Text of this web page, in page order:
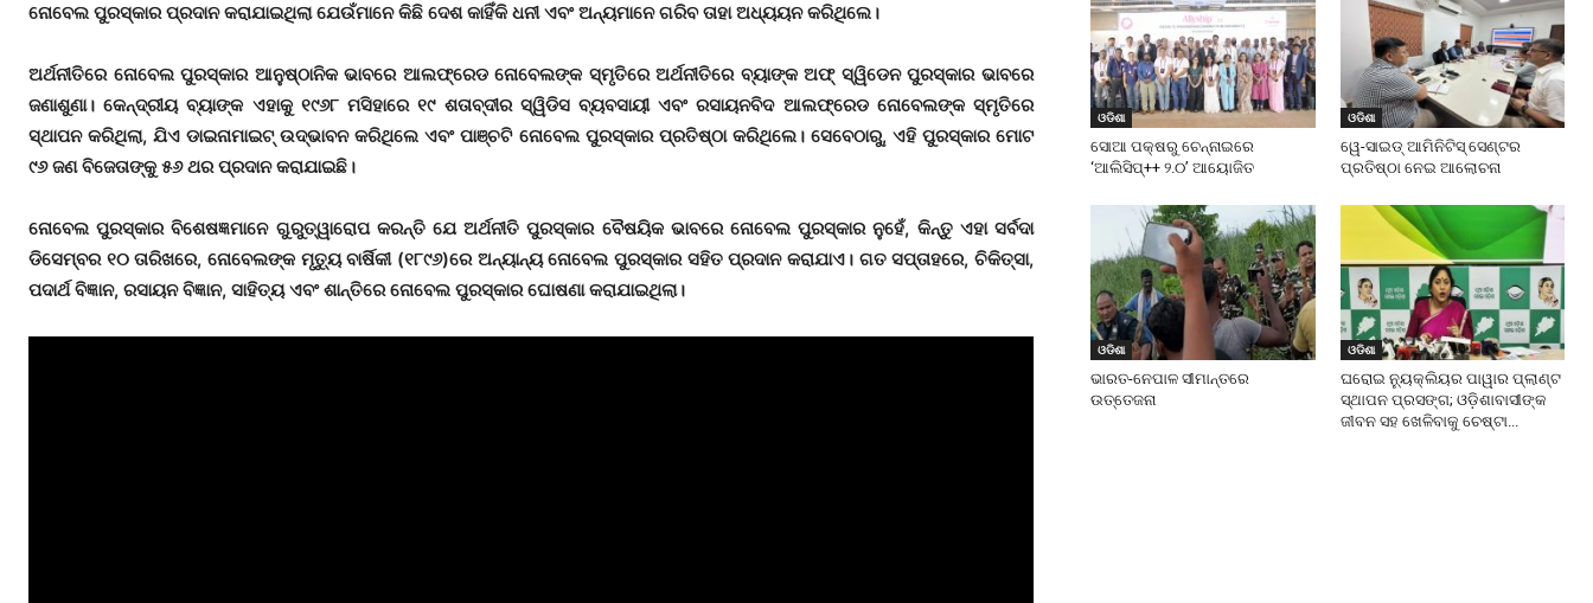
ନୋବେଲ ପୁରସ୍କାର ପ୍ରଦାନ କରାଯାଇଥିଲା ଯେଉଁମାନେ କିଛି ଦେଶ କାହିଁକି ଧନୀ ଏବଂ ଅନ୍ୟମାନେ ଗରିବ ତାହା ଅଧ୍ୟୟନ କରିଥିଲେ।
ଅର୍ଥନୀତିରେ ନୋବେଲ ପୁରସ୍କାର ଆନୁଷ୍ଠାନିକ ଭାବରେ ଆଲଫ୍ରେଡ ନୋବେଲଙ୍କ ସ୍ମୃତିରେ ଅର୍ଥନୀତିରେ ବ୍ୟାଙ୍କ ଅଫ୍ ସ୍ୱିଡେନ ପୁରସ୍କାର ଭାବରେ
ଜଣାଶୁଣା। କେନ୍ଦ୍ରୀୟ ବ୍ୟାଙ୍କ ଏହାକୁ ୧୯୬୮ ମସିହାରେ ୧୯ ଶତାବ୍ଦୀର ସ୍ୱିଡିସ ବ୍ୟବସାୟୀ ଏବଂ ରସାୟନବିଦ ଆଲଫ୍ରେଡ ନୋବେଲଙ୍କ ସ୍ମୃତିରେ
ସ୍ଥାପନ କରିଥିଲା, ଯିଏ ଡାଇନାମାଇଟ୍ ଉଦ୍ଭାବନ କରିଥିଲେ ଏବଂ ପାଞ୍ଚଟି ନୋବେଲ ପୁରସ୍କାର ପ୍ରତିଷ୍ଠା କରିଥିଲେ। ସେବେଠାରୁ, ଏହି ପୁରସ୍କାର ମୋଟ
୯୬ ଜଣ ବିଜେତାଙ୍କୁ ୫୬ ଥର ପ୍ରଦାନ କରାଯାଇଛି।
ନୋବେଲ ପୁରସ୍କାର ବିଶେଷଜ୍ଞମାନେ ଗୁରୁତ୍ୱାରୋପ କରନ୍ତି ଯେ ଅର୍ଥନୀତି ପୁରସ୍କାର ବୈଷୟିକ ଭାବରେ ନୋବେଲ ପୁରସ୍କାର ନୁହେଁ, କିନ୍ତୁ ଏହା ସର୍ବଦା
ଡିସେମ୍ବର ୧୦ ତାରିଖରେ, ନୋବେଲଙ୍କ ମୃତ୍ୟୁ ବାର୍ଷିକୀ (୧୮୯୬)ରେ ଅନ୍ୟାନ୍ୟ ନୋବେଲ ପୁରସ୍କାର ସହିତ ପ୍ରଦାନ କରାଯାଏ। ଗତ ସପ୍ତାହରେ, ଚିକିତ୍ସା,
ପଦାର୍ଥ ବିଜ୍ଞାନ, ରସାୟନ ବିଜ୍ଞାନ, ସାହିତ୍ୟ ଏବଂ ଶାନ୍ତିରେ ନୋବେଲ ପୁରସ୍କାର ଘୋଷଣା କରାଯାଇଥିଲା।
ଓଡିଶା
ସୋଆ ପକ୍ଷରୁ ଚେନ୍ନାଇରେ
‘ଆଲିସିପ୍‌++ ୨.୦’ ଆୟୋଜିତ
ଓଡିଶା
ୱେ-ସାଇଡ୍‌ ଆମିନିଟିସ୍‌ ସେଣ୍ଟର
ପ୍ରତିଷ୍ଠା ନେଇ ଆଲୋଚନା
ଓଡିଶା
ଭାରତ-ନେପାଳ ସୀମାନ୍ତରେ
ଉତ୍ତେଜନା
ଓଡିଶା
ଘରୋଇ ନୁ୍ୟକ୍ଲିୟର ପାୱାର ପ୍ଲାଣ୍ଟ
ସ୍ଥାପନ ପ୍ରସଙ୍ଗ; ଓଡ଼ିଶାବାସୀଙ୍କ
ଜୀବନ ସହ ଖେଳିବାକୁ ଚେଷ୍ଟା...